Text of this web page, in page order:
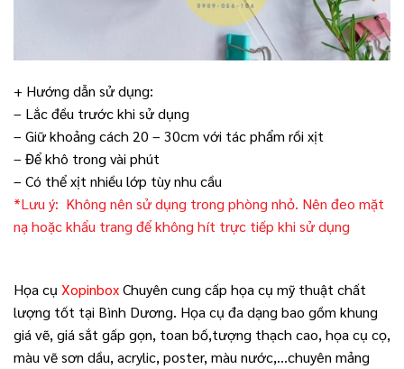
+ Hướng dẫn sử dụng:
– Lắc đều trước khi sử dụng
– Giữ khoảng cách 20 – 30cm với tác phẩm rồi xịt
– Để khô trong vài phút
– Có thể xịt nhiều lớp tùy nhu cầu
*Lưu ý: Không nên sử dụng trong phòng nhỏ. Nên đeo mặt
nạ hoặc khẩu trang để không hít trực tiếp khi sử dụng
Họa cụ XopinboxChuyên cung cấp họa cụ mỹ thuật chất
lượng tốt tại Bình Dương. Họa cụ đa dạng bao gồm khung
giá vẽ, giá sắt gấp gọn, toan bố,tượng thạch cao, họa cụ cọ,
màu vẽ sơn dầu, acrylic, poster, màu nước,…chuyên mảng